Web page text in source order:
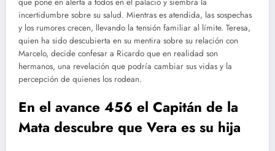
incertidumbre sobre su salud. Mientras es atendida, las sospechas
y los rumores crecen, llevando la tensión familiar al límite. Teresa,
quien ha sido descubierta en su mentira sobre su relación con
Marcelo, decide confesar a Ricardo que en realidad son
hermanos, una revelación que podría cambiar sus vidas y la
percepción de quienes los rodean.
En el avance 456 el Capitán de la
Mata descubre que Vera es su hija